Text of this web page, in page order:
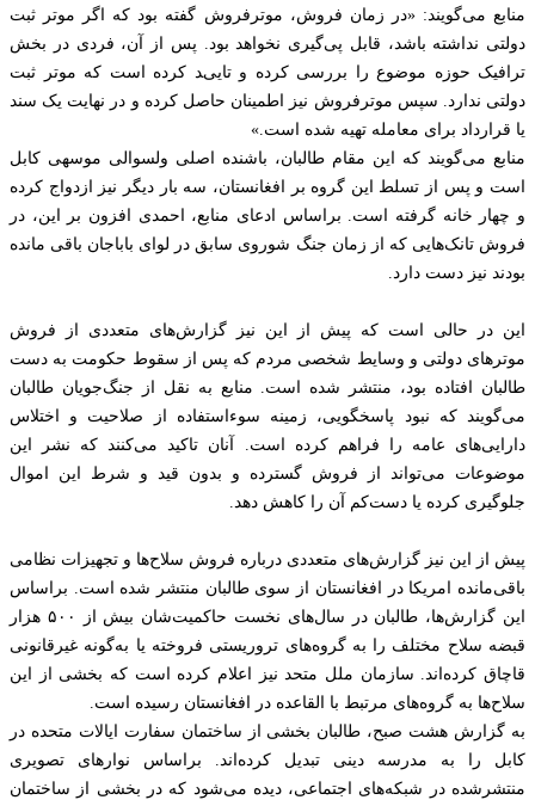
منابع می‌گویند: «در زمان فروش، موترفروش گفته بود که اگر موتر ثبت
دولتی نداشته باشد، قابل پی‌گیری نخواهد بود. پس از آن، فردی در بخش
ترافیک حوزه موضوع را بررسی کرده و تایید کرده است که موتر ثبت
دولتی ندارد. سپس موترفروش نیز اطمینان حاصل کرده و در نهایت یک سند
یا قرارداد برای معامله تهیه شده است.»
منابع می‌گویند که این مقام طالبان، باشنده اصلی ولسوالی موسهی کابل
است و پس از تسلط این گروه بر افغانستان، سه بار دیگر نیز ازدواج کرده
و چهار خانه گرفته است. براساس ادعای منابع، احمدی افزون بر این، در
فروش تانک‌هایی که از زمان جنگ شوروی سابق در لوای باباجان باقی مانده
بودند نیز دست دارد.
این در حالی است که پیش از این نیز گزارش‌های متعددی از فروش
موترهای دولتی و وسایط شخصی مردم که پس از سقوط حکومت به دست
طالبان افتاده بود، منتشر شده است. منابع به نقل از جنگ‌جویان طالبان
می‌گویند که نبود پاسخگویی، زمینه سوءاستفاده از صلاحیت و اختلاس
دارایی‌های عامه را فراهم کرده است. آنان تاکید می‌کنند که نشر این
موضوعات می‌تواند از فروش گسترده و بدون قید و شرط این اموال
جلوگیری کرده یا دست‌کم آن را کاهش دهد.
پیش از این نیز گزارش‌های متعددی درباره فروش سلاح‌ها و تجهیزات نظامی
باقی‌مانده امریکا در افغانستان از سوی طالبان منتشر شده است. براساس
این گزارش‌ها، طالبان در سال‌های نخست حاکمیت‌شان بیش از ۵۰۰ هزار
قبضه سلاح مختلف را به گروه‌های تروریستی فروخته یا به‌گونه غیرقانونی
قاچاق کرده‌اند. سازمان ملل متحد نیز اعلام کرده است که بخشی از این
سلاح‌ها به گروه‌های مرتبط با القاعده در افغانستان رسیده است.
به گزارش هشت صبح، طالبان بخشی از ساختمان سفارت ایالات متحده در
کابل را به مدرسه دینی تبدیل کرده‌اند. براساس نوارهای تصویری
منتشرشده در شبکه‌های اجتماعی، دیده می‌شود که در بخشی از ساختمان